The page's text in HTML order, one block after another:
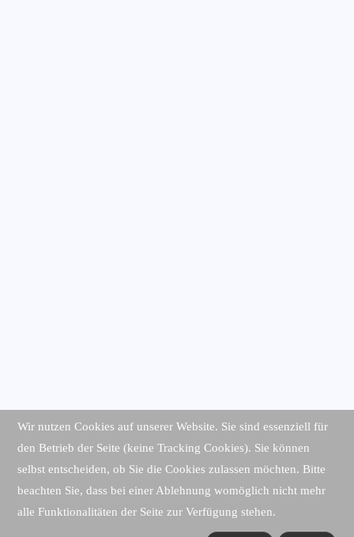
Wir nutzen Cookies auf unserer Website. Sie sind essenziell für
den Betrieb der Seite (keine Tracking Cookies). Sie können
selbst entscheiden, ob Sie die Cookies zulassen möchten. Bitte
beachten Sie, dass bei einer Ablehnung womöglich nicht mehr
alle Funktionalitäten der Seite zur Verfügung stehen.